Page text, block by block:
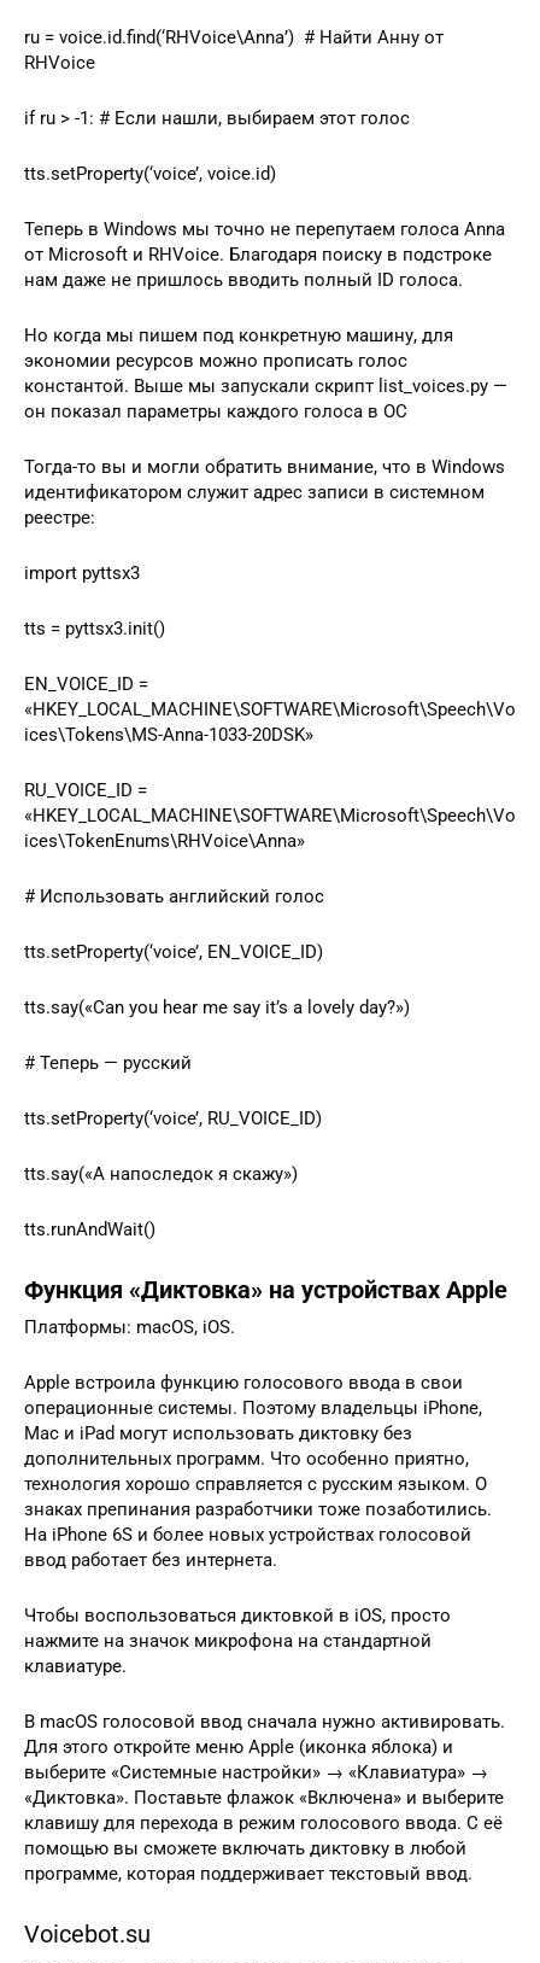
ru = voice.id.find(‘RHVoice\Anna’) # Найти Анну от
RHVoice
if ru > -1: # Eсли нашли, выбираем этот голос
tts.setProperty(‘voice’, voice.id)
Теперь в Windows мы точно не перепутаем голоса Anna
от Microsoft и RHVoice. Благодаря поиску в подстроке
нам даже не пришлось вводить полный ID голоса.
Но когда мы пишем под конкретную машину, для
экономии ресурсов можно прописать голос
константой. Выше мы запускали скрипт list_voices.py —
он показал параметры каждого голоса в ОС
Тогда-то вы и могли обратить внимание, что в Windows
идентификатором служит адрес записи в системном
реестре:
import pyttsx3
tts = pyttsx3.init()
EN_VOICE_ID =
«HKEY_LOCAL_MACHINE\SOFTWARE\Microsoft\Speech\Vo
ices\Tokens\MS-Anna-1033-20DSK»
RU_VOICE_ID =
«HKEY_LOCAL_MACHINE\SOFTWARE\Microsoft\Speech\Vo
ices\TokenEnums\RHVoice\Anna»
# Использовать английский голос
tts.setProperty(‘voice’, EN_VOICE_ID)
tts.say(«Can you hear me say it’s a lovely day?»)
# Теперь — русский
tts.setProperty(‘voice’, RU_VOICE_ID)
tts.say(«А напоследок я скажу»)
tts.runAndWait()
Функция «Диктовка» на устройствах Apple
Платформы: macOS, iOS.
Apple встроила функцию голосового ввода в свои
операционные системы. Поэтому владельцы iPhone,
Mac и iPad могут использовать диктовку без
дополнительных программ. Что особенно приятно,
технология хорошо справляется с русским языком. О
знаках препинания разработчики тоже позаботились.
На iPhone 6S и более новых устройствах голосовой
ввод работает без интернета.
Чтобы воспользоваться диктовкой в iOS, просто
нажмите на значок микрофона на стандартной
клавиатуре.
В macOS голосовой ввод сначала нужно активировать.
Для этого откройте меню Apple (иконка яблока) и
выберите «Системные настройки» → «Клавиатура» →
«Диктовка». Поставьте флажок «Включена» и выберите
клавишу для перехода в режим голосового ввода. С её
помощью вы сможете включать диктовку в любой
программе, которая поддерживает текстовый ввод.
Voicebot.su